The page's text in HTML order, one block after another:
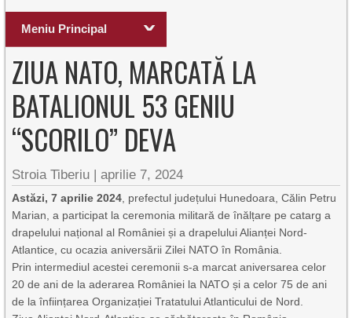
Meniu Principal
ZIUA NATO, MARCATĂ LA
BATALIONUL 53 GENIU
“SCORILO” DEVA
Stroia Tiberiu |aprilie 7, 2024
Astăzi, 7 aprilie 2024 , prefectul județului Hunedoara, Călin Petru
Marian, a participat la ceremonia militară de înălțare pe catarg a
drapelului național al României și a drapelului Alianței Nord-
Atlantice, cu ocazia aniversării Zilei NATO în România.
Prin intermediul acestei ceremonii s-a marcat aniversarea celor
20 de ani de la aderarea României la NATO și a celor 75 de ani
de la înființarea Organizației Tratatului Atlanticului de Nord.